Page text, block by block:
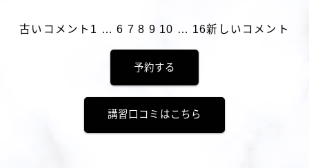
古いコメント 1 … 6 7 8 9 10 … 16新しいコメント
予約する
講習口コミはこちら